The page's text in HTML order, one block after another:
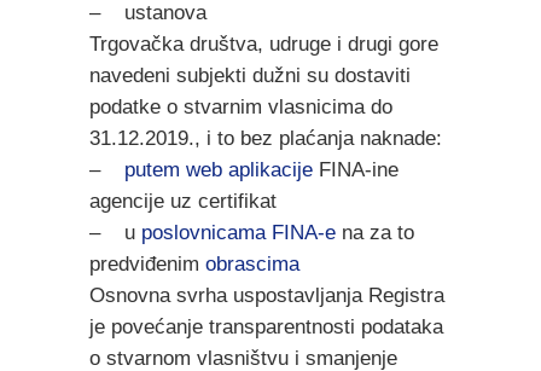
– ustanova
Trgovačka društva, udruge i drugi gore
navedeni subjekti dužni su dostaviti
podatke o stvarnim vlasnicima do
31.12.2019., i to bez plaćanja naknade:
– putem web aplikacije FINA-ine
agencije uz certifikat
– u poslovnicama FINA-e na za to
predviđenim obrascima
Osnovna svrha uspostavljanja Registra
je povećanje transparentnosti podataka
o stvarnom vlasništvu i smanjenje